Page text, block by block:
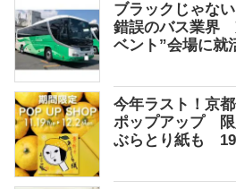
ブラックじゃな
錯誤のバス業界
ベント”会場に就
今年ラスト！京
ポップアップ 限
ぶらとり紙も 19